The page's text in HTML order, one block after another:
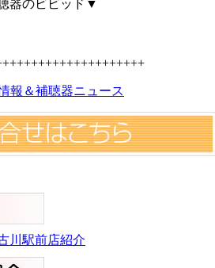
器のビビッド▼
報＆補聴器ニュース